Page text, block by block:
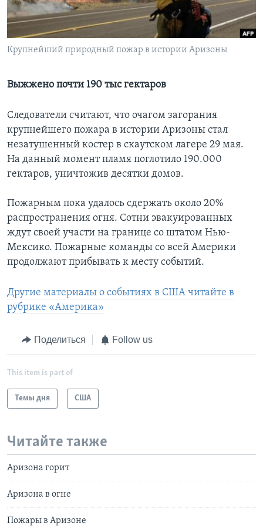
Learning English
СОЦИАЛЬНЫЕ СЕТИ
Крупнейший природный пожар в истории Аризоны
Выжжено почти 190 тыс гектаров
Следователи считают, что очагом загорания
крупнейшего пожара в истории Аризоны стал
незатушенный костер в скаутском лагере 29 мая.
На данный момент пламя поглотило 190.000
гектаров, уничтожив десятки домов.
Пожарным пока удалось сдержать около 20%
распространения огня. Сотни эвакуированных
ждут своей участи на границе со штатом Нью-
Мексико. Пожарные команды со всей Америки
продолжают прибывать к месту событий.
Другие материалы о событиях в США читайте в
рубрике «Америка»
Поделиться Follow us
This item is part of
Темы дня США
Читайте также
Аризона горит
Аризона в огне
Пожары в Аризоне